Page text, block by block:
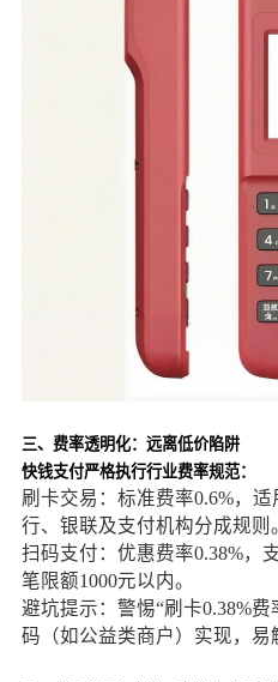
三、费率透明化：远离低价陷阱
快钱支付严格执行行业费率规范：
刷卡交易：标准费率0.6%，
行、银联及支付机构分成规则
扫码支付：优惠费率0.38%，
笔限额1000元以内。
避坑提示：警惕“刷卡0.38%
码（如公益类商户）实现，易